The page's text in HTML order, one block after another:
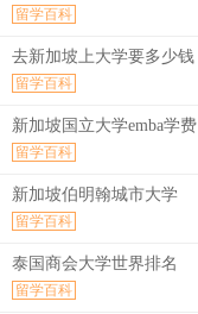
留学百科
去新加坡上大学要多少钱
留学百科
新加坡国立大学emba学费
留学百科
新加坡伯明翰城市大学
留学百科
泰国商会大学世界排名
留学百科